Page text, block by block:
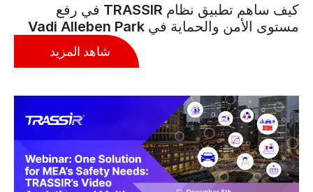
كيف ساهم تطبيق نظام TRASSIR في رفع
مستوى الأمن والحماية في Vadi Alleben Park
شاهد المزيد